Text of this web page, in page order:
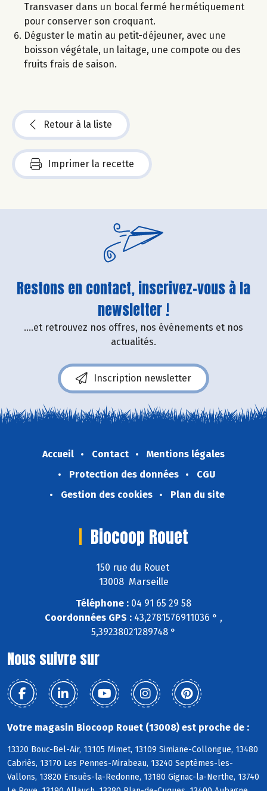
Transvaser dans un bocal fermé hermétiquement
pour conserver son croquant.
Déguster le matin au petit-déjeuner, avec une
boisson végétale, un laitage, une compote ou des
fruits frais de saison.
Retour à la liste
Imprimer la recette
Restons en contact, inscrivez-vous à la
newsletter !
....et retrouvez nos offres, nos événements et nos
actualités.
Inscription newsletter
Accueil Contact
Mentions légales
Protection des données
CGU
Gestion des cookies
Plan du site
Biocoop Rouet
150 rue du Rouet
13008 Marseille
Téléphone : 04 91 65 29 58
Coordonnées GPS : 43,2781576911036 ° ,
5,39238021289748 °
Nous suivre sur
Votre magasin Biocoop Rouet (13008) est proche de :
13320 Bouc-Bel-Air, 13105 Mimet, 13109 Simiane-Collongue, 13480
Cabriès, 13170 Les Pennes-Mirabeau, 13240 Septèmes-les-
Vallons, 13820 Ensuès-la-Redonne, 13180 Gignac-la-Nerthe, 13740